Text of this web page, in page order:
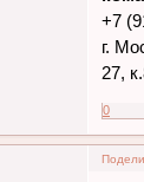
+7
г.